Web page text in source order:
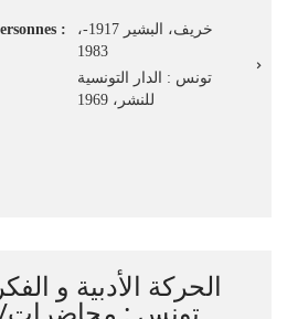
:
،خريف، البشير 1917-
1983
تونس : الدار التونسية
للنشر، 1969
الحركة الأدبية و